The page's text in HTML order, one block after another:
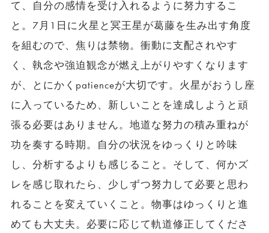
て、自分の感情を受け入れるように努力するこ
と。7月1日に火星と冥王星が葛藤を生み出す角度
を組むので、焦りは禁物。衝動に支配されやす
く、執念や強迫観念が燃え上がりやすくなります
が、とにかくpatienceが大切です。火星がおうし座
に入っているため、新しいことを達成しようと頑
張る必要はありません。地道な努力の積み重ねが
功を奏する時期。自分の状況をゆっくりと吟味
し、分析するよりも感じること。そして、何かズ
レを感じ取れたら、少しずつ努力して必要と思わ
れることを変えていくこと。物事はゆっくりと進
めても大丈夫。必要に応じて軌道修正してくださ